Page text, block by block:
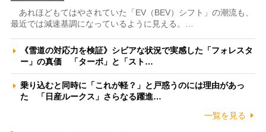
あれほどもてはやされていた「EV（BEV）シフト」の潮流も、
最近では減速基調になっているように見える。…
《雪道の対応力を検証》シビアな状況で実感した「フォレスタ
ー」の真価 「ターボ」と「スト…
乗り込むと同時に「これが軽？」と戸惑うのには理由があっ
た 「日産ルークス」さらなる躍進…
一覧を見る